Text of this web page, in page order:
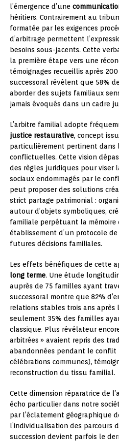
l’émergence d’une
héritiers. Contrairement au
formatée par les exigences
d’arbitrage permettent
besoins sous-jacents. Cette
la première étape vers une
témoignages recueillis après
successoral révèlent que 58%
aborder des sujets familiaux
jamais évoqués dans un cadre
L’arbitre familial adopte
justice restaurative, concept
particulièrement pertinent dans
conflictuelles. Cette vision
des règles juridiques pour viser
sociaux endommagés par le
peut proposer des solutions
strict partage patrimonial :
autour d’objets symboliques,
familiale perpétuant la
établissement d’un protocole
futures décisions familiales.
Les effets bénéfiques de cette
long terme. Une étude
auprès de 75 familles ayant
successoral montre que 82%
relations stables trois ans après
seulement 35% des familles
classique. Plus révélateur
arbitrées » avaient repris des
abandonnées pendant le conflit
célébrations communes),
reconstruction du tissu familial.
Cette dimension réparatrice de
écho particulier dans notre
par l’éclatement géographique
l’individualisation des parcours
succession devient parfois le